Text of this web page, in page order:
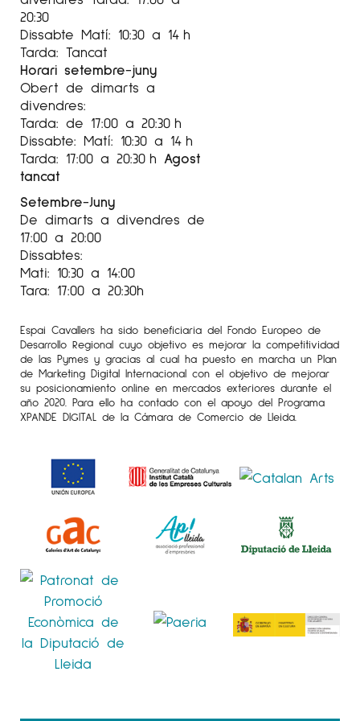
Il libro della pelle. Costantini Art Gallery. Milano.
Italia.
La Imperdible de Joanpere Massana. Must
Gallery. Lugano. Suiza.
Entre la pierl y el aire. 100 Kubik Gallery. Köln.
Alemania.
EXPOSICIONS COL·LECTIVES
Des de 1991 ha participat en moltes
exposicions col·lectives, aquí us deixem les
darreres exposicions.
2020
Los Angeles. E.E.U.U.
ARTKARLSRUHE. Stand Galería Anquins. Karlsruhe.
Alemania.
2018
d’exposicions del Departament de Cultura de
la Generalitat de Catalunya. Lleida./ Sala d’
exposicions de la Facultat de Belles Arts de
Barcelona./ Casa Lluvià. Manresa. / Sala
d’exposicions de la Facultat de Belles Arts de
Petits i grans formats. Galeria Espai Cavallers
31-33. Lleida. España
Lustro. Costatini Art Gallery. Milano. Italia.
20:30
Dissabte Matí: 10:30 a 14 h
Tarda: Tancat
Horari setembre-juny
Obert de dimarts a
divendres:
Tarda: de 17:00 a 20:30 h
Dissabte: Matí: 10:30 a 14 h
Tarda: 17:00 a 20:30 h Agost
tancat
Setembre-Juny
De dimarts a divendres de
17:00 a 20:00
Dissabtes:
Mati: 10:30 a 14:00
Tara: 17:00 a 20:30h
Espai Cavallers ha sido beneficiaria del Fondo Europeo de
Desarrollo Regional cuyo objetivo es mejorar la competitividad
de las Pymes y gracias al cual ha puesto en marcha un Plan
de Marketing Digital Internacional con el objetivo de mejorar
su posicionamiento online en mercados exteriores durante el
año 2020. Para ello ha contado con el apoyo del Programa
XPANDE DIGITAL de la Cámara de Comercio de Lleida.